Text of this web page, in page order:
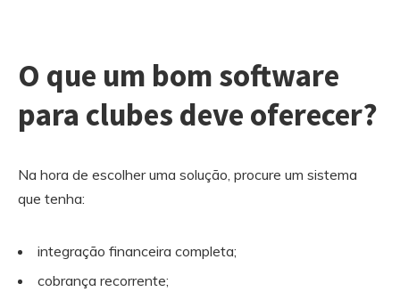
O que um bom software
para clubes deve oferecer?
Na hora de escolher uma solução, procure um sistema
que tenha:
integração financeira completa;
cobrança recorrente;